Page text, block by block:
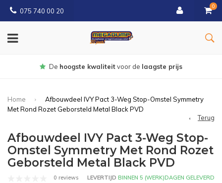
075 740 00 20
0
Gratisbezorgd vanaf € 150
Home
Afbouwdeel IVY Pact 3-Weg Stop-Omstel Symmetry
Met Rond Rozet Geborsteld Metal Black PVD
Terug
Afbouwdeel IVY Pact 3-Weg Stop-
Omstel Symmetry Met Rond Rozet
Geborsteld Metal Black PVD
0 reviews LEVERTIJD BINNEN 5 (WERK)DAGEN GELEVERD